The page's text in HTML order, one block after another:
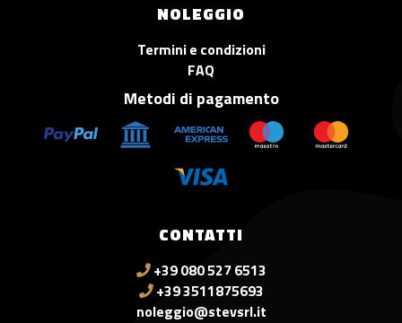
CONTATTI
+39 080 527 6513
+39 3511875693
noleggio@stevsrl.it
NOLEGGIO
Termini e condizioni
FAQ
Metodi di pagamento